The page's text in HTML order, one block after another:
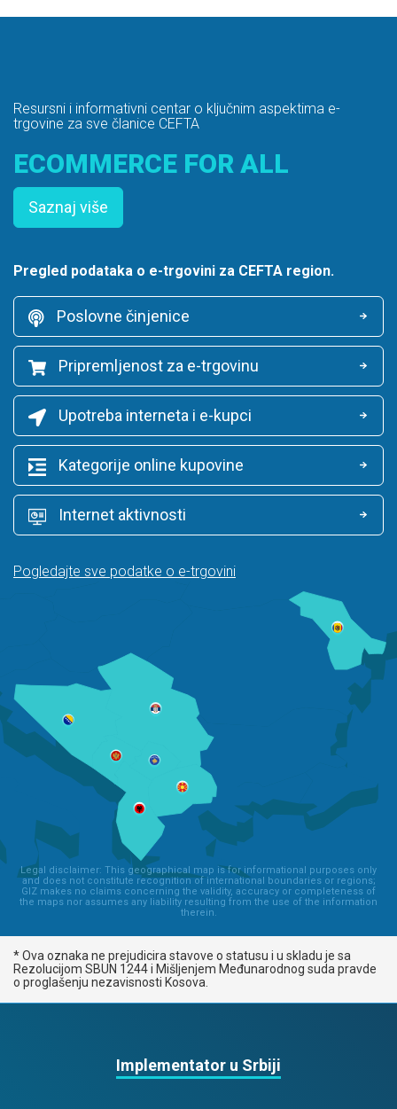
Legal disclaimer: This geographical map is for informational purposes only
and does not constitute recognition of international boundaries or regions;
GIZ makes no claims concerning the validity, accuracy or completeness of
the maps nor assumes any liability resulting from the use of the information
therein.
Resursni i informativni centar o ključnim aspektima e-
trgovine za sve članice CEFTA
ECOMMERCE FOR ALL
Saznaj više
Pregled podataka o e-trgovini za CEFTA region.
Poslovne činjenice
Pripremljenost za e-trgovinu
Upotreba interneta i e-kupci
Kategorije online kupovine
Internet aktivnosti
Pogledajte sve podatke o e-trgovini
* Ova oznaka ne prejudicira stavove o statusu i u skladu je sa
Rezolucijom SBUN 1244 i Mišljenjem Međunarodnog suda pravde
o proglašenju nezavisnosti Kosova.
Implementator u Srbiji